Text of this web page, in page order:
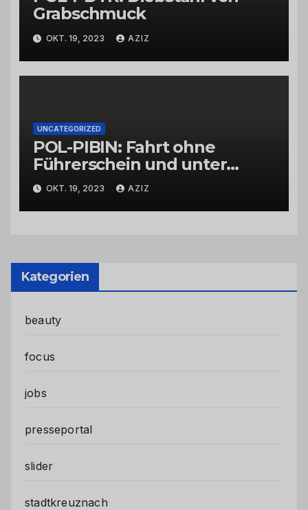
Grabschmuck
OKT. 19, 2023 AZIZ
UNCATEGORIZED
POL-PIBIN: Fahrt ohne
Führerschein und unter
Einfluss von Drogen
OKT. 19, 2023 AZIZ
Kategorien
beauty
focus
jobs
presseportal
slider
stadtkreuznach